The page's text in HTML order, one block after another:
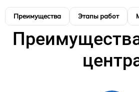
Преимущества Этапы работ